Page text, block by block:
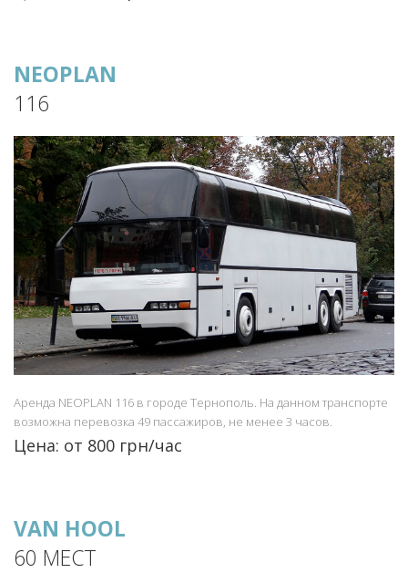
NEOPLAN
116
Аренда NEOPLAN 116 в городе Тернополь. На данном транспорте
возможна перевозка 49 пассажиров, не менее 3 часов.
Цена: от 800 грн/час
VAN HOOL
60 МЕСТ